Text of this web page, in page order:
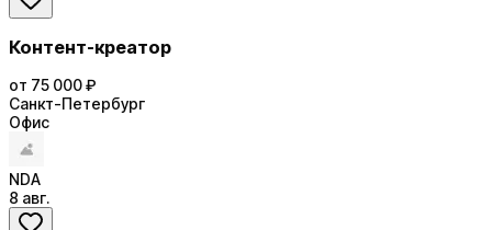
Контент-креатор
от 75 000 ₽
Санкт-Петербург
Офис
NDA
8 авг.